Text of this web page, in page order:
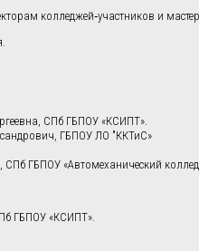
колледжей‑участников и
СПб ГБПОУ «КСИПТ».
ГБПОУ ЛО "ККТиС»
СПб ГБПОУ «Автомеханический
ГБПОУ «КСИПТ».